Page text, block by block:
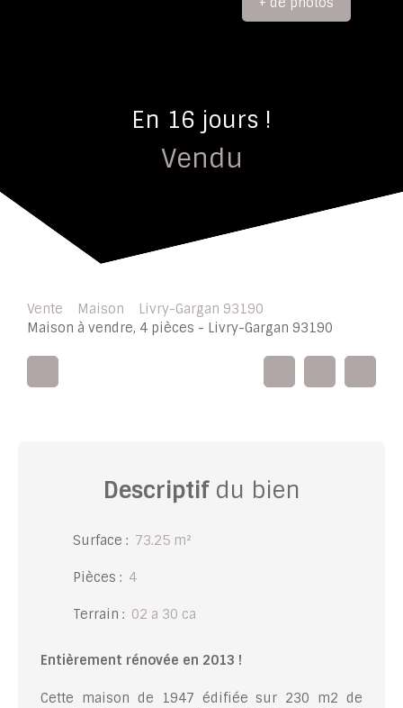
En 16 jours !
Vendu
Vente Maison
Livry-Gargan 93190
Maison à vendre, 4 pièces - Livry-Gargan 93190
Descriptifdu bien
Surface : 73.25 m²
Pièces : 4
Terrain : 02 a 30 ca
Entièrement rénovée en 2013 !
Cette maison de 1947 édifiée sur 230 m2 de